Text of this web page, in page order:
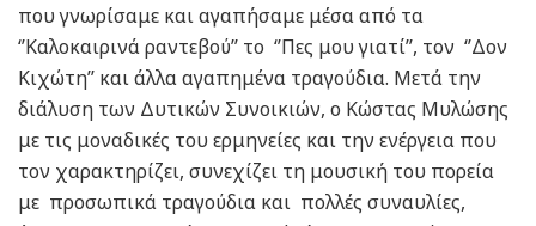
που γνωρίσαμε και αγαπήσαμε μέσα από τα
‘’Καλοκαιρινά ραντεβού’’ το ‘’Πες μου γιατί’’, τον ‘’Δον
Κιχώτη’’ και άλλα αγαπημένα τραγούδια. Μετά την
διάλυση των Δυτικών Συνοικιών, ο Κώστας Μυλώσης
με τις μοναδικές του ερμηνείες και την ενέργεια που
τον χαρακτηρίζει, συνεχίζει τη μουσική του πορεία
με προσωπικά τραγούδια και πολλές συναυλίες,